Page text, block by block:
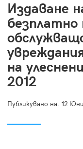
Издаване
на
2012
Публикувано на: 12